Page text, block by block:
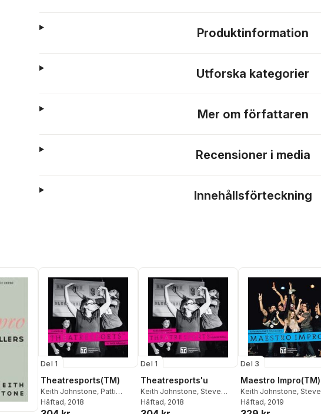
Produktinformation
Utforska kategorier
Mer om författaren
Recensioner i media
Innehållsförteckning
Del 1
Theatresports(TM)
Keith Johnstone, Patti
Stiles,Steve Jarand
Häftad, 2018
Del 1
Theatresports'u
Keith Johnstone, Steve
Jarand
Häftad, 2018
Del 3
Maestro Impro(TM)
Keith Johnstone, Steve
Jarand
Häftad, 2019